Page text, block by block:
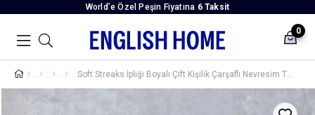
World’e Özel Peşin Fiyatına 6 Taksit
0
Soft Streaks İpliği Boyalı Çift Kişilik Çarşaflı Nevresim Takımı 200x220 cm Mavi